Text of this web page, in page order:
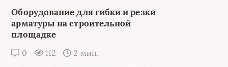
Оборудование для гибки и резки
арматуры на строительной
площадке
0 112 2 мин.